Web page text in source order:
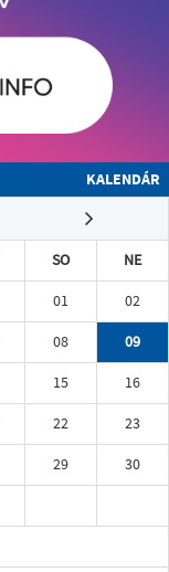
KALENDÁR
SO
NE
01
02
08
09
15
16
22
23
29
30